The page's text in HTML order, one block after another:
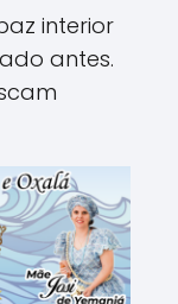
interior
antes.